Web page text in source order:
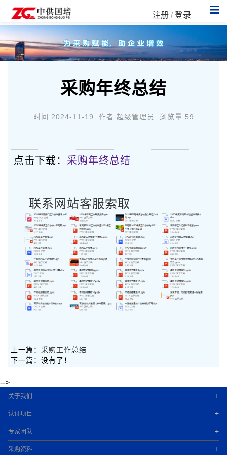
注册 /登录
采购年终总结
时间:2024-11-19 作者:超级管理员 浏览量:59
点击下载： 采购年终总结
联系网站客服索取
上一篇： 采购工作总结
下一篇：没有了！
-->
关于我们 +
认证项目 +
专家团队 +
采购资料 +